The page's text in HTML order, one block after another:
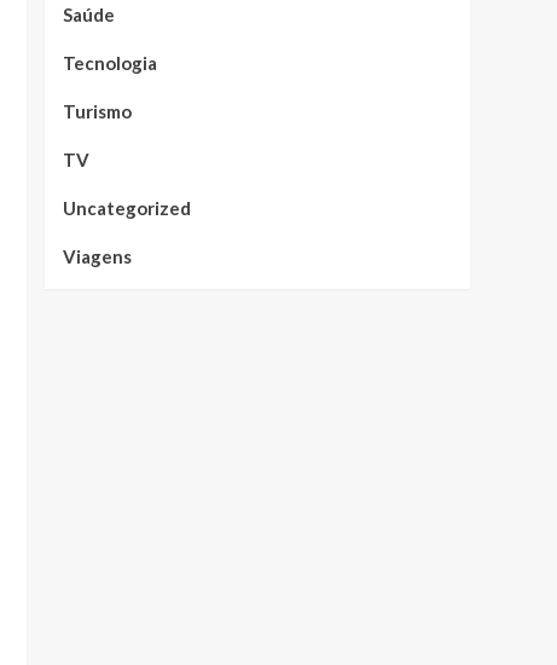
Saúde
Tecnologia
Turismo
TV
Uncategorized
Viagens